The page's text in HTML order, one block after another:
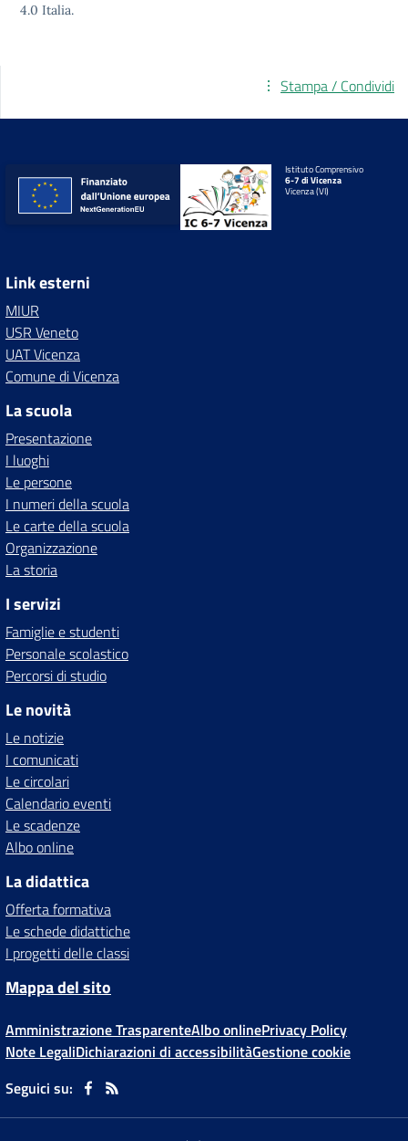
4.0 Italia.
Stampa / Condividi
Istituto Comprensivo
6-7 di Vicenza
Vicenza (VI)
Link esterni
MIUR
USR Veneto
UAT Vicenza
Comune di Vicenza
La scuola
Presentazione
I luoghi
Le persone
I numeri della scuola
Le carte della scuola
Organizzazione
La storia
I servizi
Famiglie e studenti
Personale scolastico
Percorsi di studio
Le novità
Le notizie
I comunicati
Le circolari
Calendario eventi
Le scadenze
Albo online
La didattica
Offerta formativa
Le schede didattiche
I progetti delle classi
Mappa del sito
Amministrazione TrasparenteAlbo onlinePrivacy Policy
Note LegaliDichiarazioni di accessibilitàGestione cookie
Seguici su: